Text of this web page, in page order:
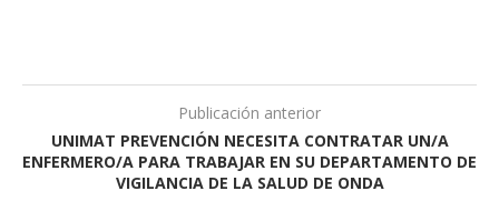
Publicación anterior
UNIMAT PREVENCIÓN NECESITA CONTRATAR UN/A
ENFERMERO/A PARA TRABAJAR EN SU DEPARTAMENTO DE
VIGILANCIA DE LA SALUD DE ONDA